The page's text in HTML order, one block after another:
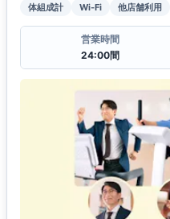
体組成計 Wi-Fi 他店舗利用
営業時間
24:00間